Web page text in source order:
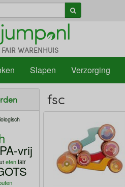
WARENHUIS
Slapen Verzorging
vrij
etenfair
fsc